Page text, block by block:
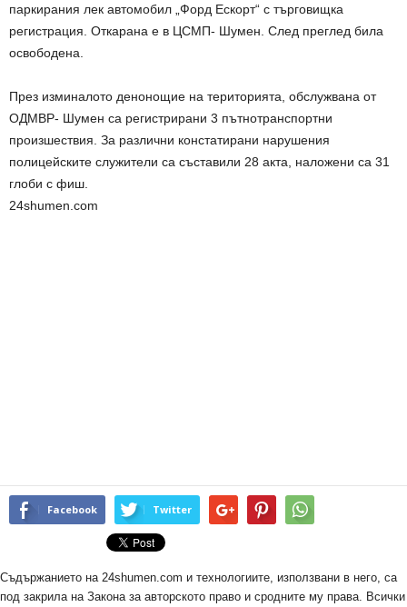
паркирания лек автомобил „Форд Ескорт“ с търговищка
регистрация. Откарана е в ЦСМП- Шумен. След преглед била
освободена.
През изминалото денонощие на територията, обслужвана от
ОДМВР- Шумен са регистрирани 3 пътнотранспортни
произшествия. За различни констатирани нарушения
полицейските служители са съставили 28 акта, наложени са 31
глоби с фиш.
24shumen.com
Facebook Twitter
Съдържанието на 24shumen.com и технологиите, използвани в него, са
под закрила на Закона за авторското право и сродните му права. Всички